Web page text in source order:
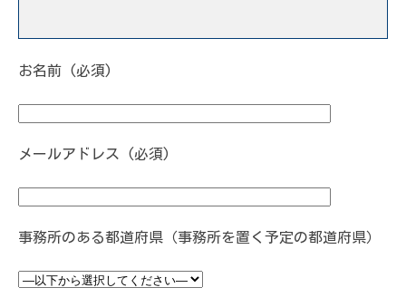
お名前 (必須)
メールアドレス (必須)
事務所のある都道府県（事務所を置く予定の都道府県）